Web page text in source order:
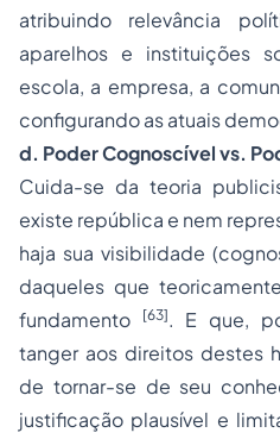
atribuindo relevância
aparelhos e instituições
escola, a empresa, a
configurando as atuais
d. Poder Cognoscível vs.
Cuida-se da teoria
existe república e nem
haja sua visibilidade
daqueles que
fundamento
[63]. E que,
tanger aos direitos destes
de tornar-se de seu
justificação plausível e